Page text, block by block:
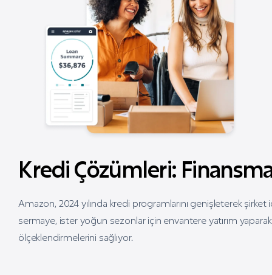
Kredi Çözümleri:
Amazon, 2024 yılında kredi programlarını genişleterek şirket
sermaye, ister yoğun sezonlar için envantere yatırım
ölçeklendirmelerini sağlıyor.